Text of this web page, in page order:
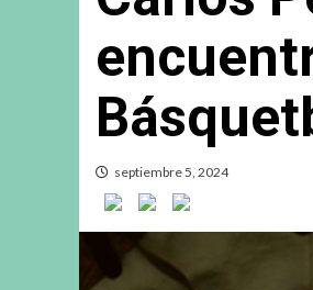
septiembre 5, 2024